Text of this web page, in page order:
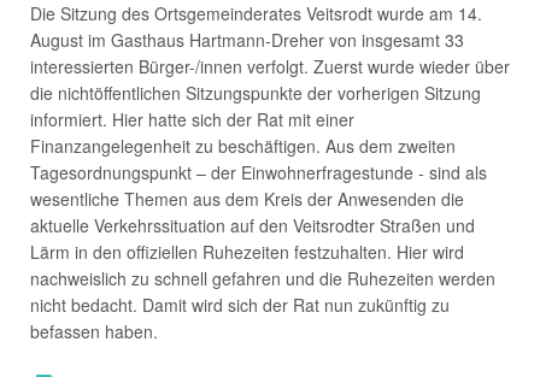
Die Sitzung des Ortsgemeinderates Veitsrodt wurde am 14.
August im Gasthaus Hartmann-Dreher von insgesamt 33
interessierten Bürger-/innen verfolgt. Zuerst wurde wieder über
die nichtöffentlichen Sitzungspunkte der vorherigen Sitzung
informiert. Hier hatte sich der Rat mit einer
Finanzangelegenheit zu beschäftigen. Aus dem zweiten
Tagesordnungspunkt – der Einwohnerfragestunde - sind als
wesentliche Themen aus dem Kreis der Anwesenden die
aktuelle Verkehrssituation auf den Veitsrodter Straßen und
Lärm in den offiziellen Ruhezeiten festzuhalten. Hier wird
nachweislich zu schnell gefahren und die Ruhezeiten werden
nicht bedacht. Damit wird sich der Rat nun zukünftig zu
befassen haben.